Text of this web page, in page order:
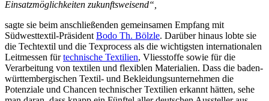
Einsatzmöglichkeiten zukunftsweisend“,
sagte sie beim anschließenden gemeinsamen Empfang mit
Südwesttextil-Präsident Bodo Th. Bölzle. Darüber hinaus lobte sie
die Techtextil und die Texprocess als die wichtigsten internationalen
Leitmessen fürtechnische Textilien, Vliesstoffe sowie für die
Verarbeitung von textilen und flexiblen Materialien. Dass die baden-
württembergischen Textil- und Bekleidungsunternehmen die
Potenziale und Chancen technischer Textilien erkannt hätten, sehe